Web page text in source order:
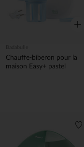
Chauffe-biberon pour la
maison Easy+ pastel